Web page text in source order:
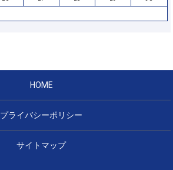
HOME
プライバシーポリシー
サイトマップ